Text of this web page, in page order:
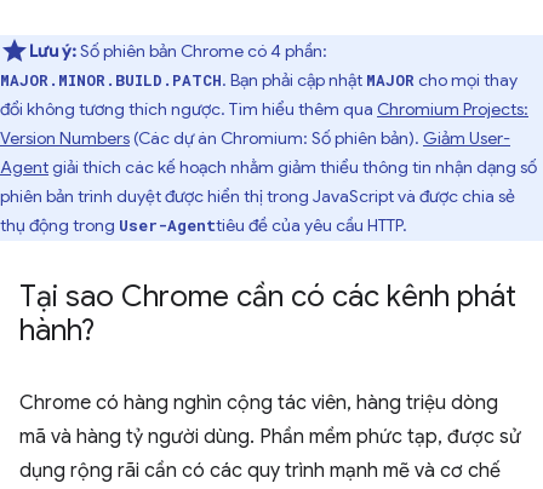
Lưu ý:Số phiên bản Chrome có 4 phần:
MAJOR.MINOR.BUILD.PATCH. Bạn phải cập nhật MAJOR cho mọi thay
đổi không tương thích ngược. Tìm hiểu thêm qua Chromium Projects:
Version Numbers(Các dự án Chromium: Số phiên bản). Giảm User-
Agentgiải thích các kế hoạch nhằm giảm thiểu thông tin nhận dạng số
phiên bản trình duyệt được hiển thị trong JavaScript và được chia sẻ
thụ động trong User-Agenttiêu đề của yêu cầu HTTP.
Tại sao Chrome cần có các kênh phát
hành?
Chrome có hàng nghìn cộng tác viên, hàng triệu dòng
mã và hàng tỷ người dùng. Phần mềm phức tạp, được sử
dụng rộng rãi cần có các quy trình mạnh mẽ và cơ chế